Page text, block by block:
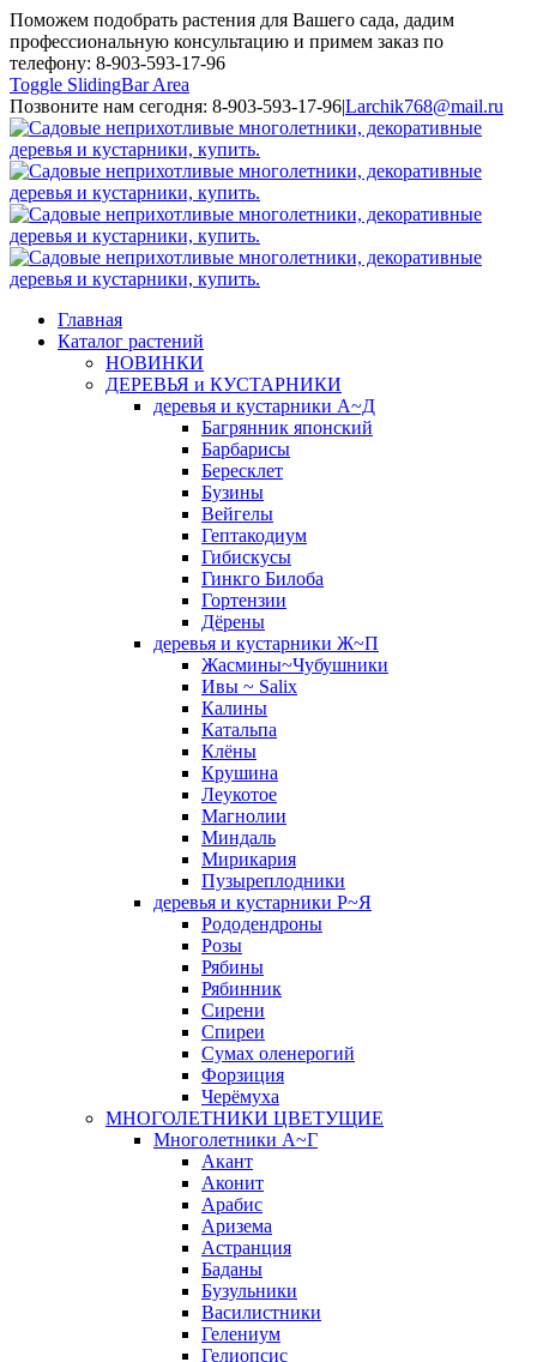
Поможем подобрать растения для Вашего сада, дадим
профессиональную консультацию и примем заказ по
телефону: 8-903-593-17-96
Toggle SlidingBar Area
Позвоните нам сегодня: 8-903-593-17-96|Larchik768@mail.ru
Главная
Каталог растений
НОВИНКИ
ДЕРЕВЬЯ и КУСТАРНИКИ
деревья и кустарники А~Д
Багрянник японский
Барбарисы
Бересклет
Бузины
Вейгелы
Гептакодиум
Гибискусы
Гинкго Билоба
Гортензии
Дёрены
деревья и кустарники Ж~П
Жасмины~Чубушники
Ивы ~ Salix
Калины
Катальпа
Клёны
Крушина
Леукотое
Магнолии
Миндаль
Мирикария
Пузыреплодники
деревья и кустарники Р~Я
Рододендроны
Розы
Рябины
Рябинник
Сирени
Спиреи
Сумах оленерогий
Форзиция
Черёмуха
МНОГОЛЕТНИКИ ЦВЕТУЩИЕ
Многолетники А~Г
Акант
Аконит
Арабис
Аризема
Астранция
Баданы
Бузульники
Василистники
Гелениум
Гелиопсис